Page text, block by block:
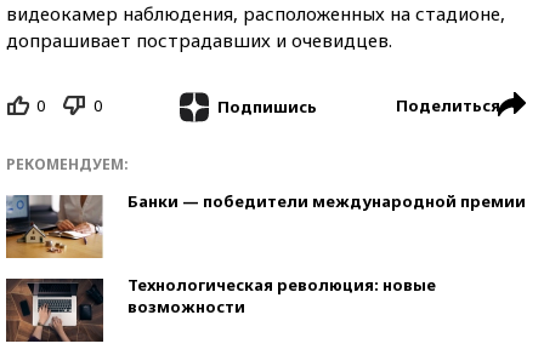
видеокамер наблюдения, расположенных на стадионе,
допрашивает пострадавших и очевидцев.
0 0 Подпишись Поделиться
РЕКОМЕНДУЕМ:
Банки — победители международной премии
Технологическая революция: новые
возможности